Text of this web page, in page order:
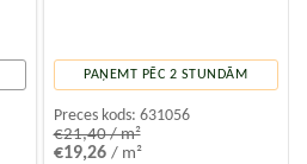
PAŅEMT PĒC 2 STUNDĀM
Preces kods: 631056
€21,40 / m²
€19,26 / m²